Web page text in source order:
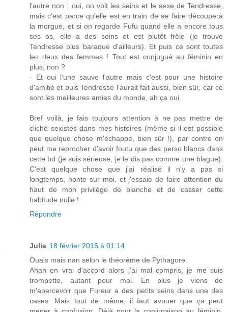
l'autre non : oui, on voit les seins et le sexe de Tendresse,
mais c'est parce qu'elle est en train de se faire découperà
la morgue, et si on regarde Fufu quand elle a encore tous
ses os, elle a des seins et est plutôt frêle (je trouve
Tendresse plus baraque d'ailleurs). Et puis ce sont toutes
les deux des femmes ! Tout est conjugué au féminin en
plus, non ?
- Et oui l'une sauve l'autre mais c'est pour une histoire
d'amitié et puis Tendresse l'aurait fait aussi, bien sûr, car ce
sont les meilleures amies du monde, ah ça oui.
Bref voilà, je fais toujours attention à ne pas mettre de
cliché sexistes dans mes histoires (même si il est possible
que quelque chose m'échappe, bien sûr !), par contre on
peut me reprocher d'avoir foutu que des perso blancs dans
cette bd (je suis sérieuse, je le dis pas comme une blague).
C'est quelque chose que j'ai réalisé il n'y a pas si
longtemps, honte sur moi, et j'essaie de faire attention du
haut de mon privilège de blanche et de casser cette
habitude nulle !
Répondre
Julia 18 février 2015 à 01:14
Ouais mais nan selon le théorème de Pythagore.
Ahah en vrai d'accord alors j'ai mal compris, je me suis
trompette, autant pour moi. En plus je viens de
m'apercevoir que Fureur a des petits seins dans une des
cases. Mais tout de même, il faut avouer que ça peut